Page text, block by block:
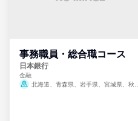
事務職員・総合職コース
日本銀行
金融
北海道、青森県、岩手県、宮城県、秋田